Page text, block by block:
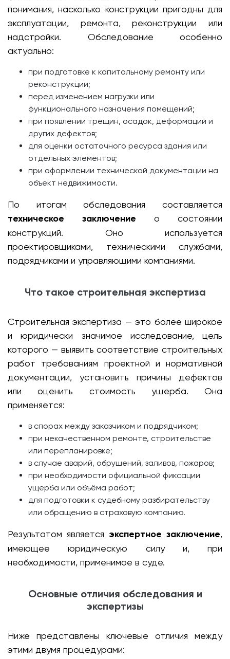
понимания, насколько конструкции пригодны для
эксплуатации, ремонта, реконструкции или
надстройки. Обследование особенно
актуально:
при подготовке к капитальному ремонту или
реконструкции;
перед изменением нагрузки или
функционального назначения помещений;
при появлении трещин, осадок, деформаций и
других дефектов;
для оценки остаточного ресурса здания или
отдельных элементов;
при оформлении технической документации на
объект недвижимости.
По итогам обследования составляется
техническое заключение о состоянии
конструкций. Оно используется
проектировщиками, техническими службами,
подрядчиками и управляющими компаниями.
Что такое строительная экспертиза
Строительная экспертиза — это более широкое
и юридически значимое исследование, цель
которого — выявить соответствие строительных
работ требованиям проектной и нормативной
документации, установить причины дефектов
или оценить стоимость ущерба. Она
применяется:
в спорах между заказчиком и подрядчиком;
при некачественном ремонте, строительстве
или перепланировке;
в случае аварий, обрушений, заливов, пожаров;
при необходимости официальной фиксации
ущерба или объёма работ;
для подготовки к судебному разбирательству
или обращению в страховую компанию.
Результатом является экспертное заключение,
имеющее юридическую силу и, при
необходимости, применимое в суде.
Основные отличия обследования и
экспертизы
Ниже представлены ключевые отличия между
этими двумя процедурами: